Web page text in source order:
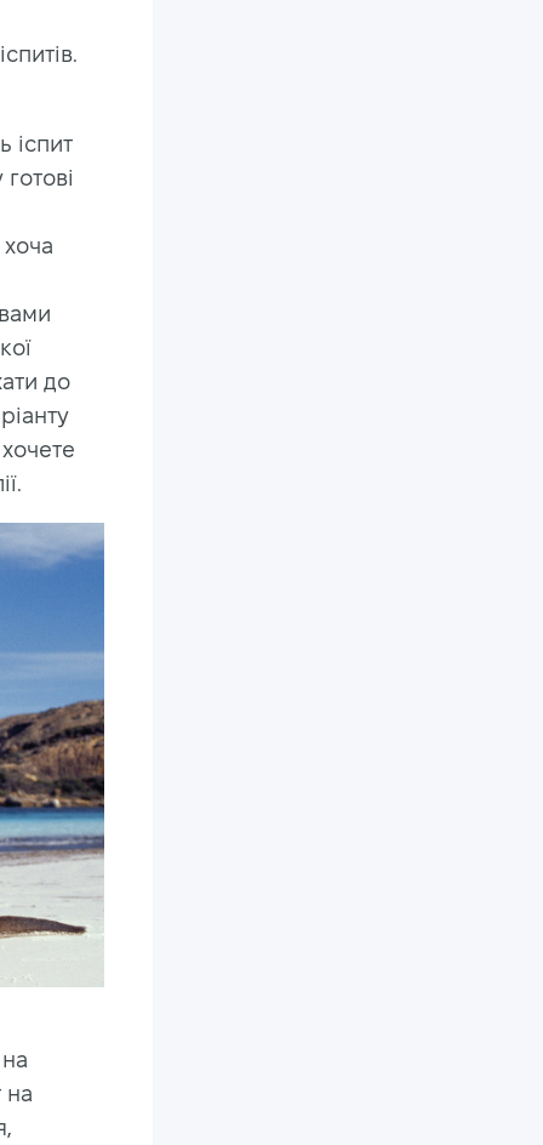
іспит
до
на